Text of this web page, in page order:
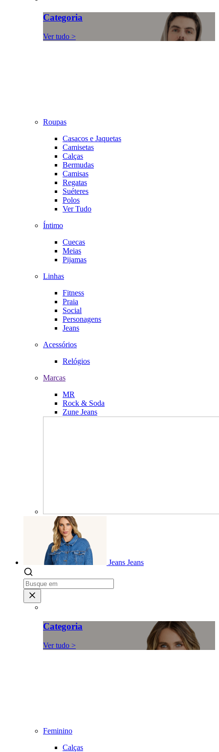
Categoria
Ver tudo >
Roupas
Casacos e Jaquetas
Camisetas
Calças
Bermudas
Camisas
Regatas
Suéteres
Polos
Ver Tudo
Íntimo
Cuecas
Meias
Pijamas
Linhas
Fitness
Praia
Social
Personagens
Jeans
Acessórios
Relógios
Marcas
MR
Rock & Soda
Zune Jeans
Jeans Jeans
Categoria
Ver tudo >
Feminino
Calças